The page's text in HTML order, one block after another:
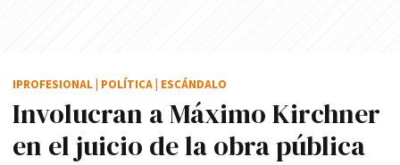
Involucran a Máximo Kirchner
en el juicio de la obra pública
IPROFESIONAL POLÍTICA ESCÁNDALO